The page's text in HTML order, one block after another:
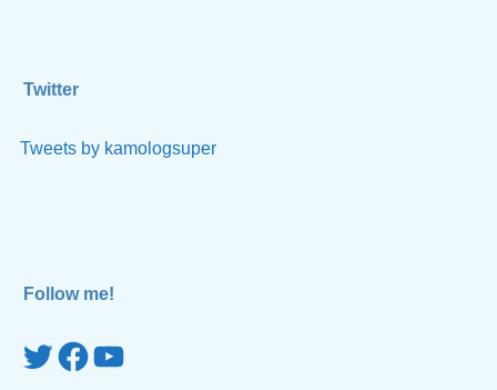
Twitter
Tweets by kamologsuper
Follow me!
TwitterFacebook
YouTube